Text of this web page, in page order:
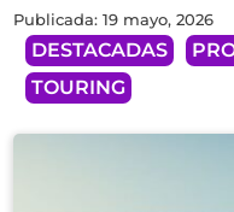
Publicada: 19 mayo, 2026
DESTACADAS
TOURING